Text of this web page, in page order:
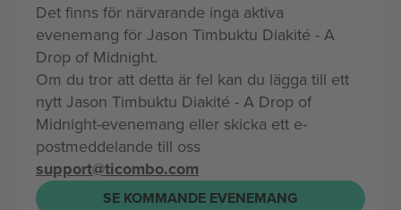
Det finns för närvarande inga aktiva
evenemang för Jason Timbuktu Diakité - A
Drop of Midnight.
Om du tror att detta är fel kan du lägga till ett
nytt Jason Timbuktu Diakité - A Drop of
Midnight-evenemang eller skicka ett e-
postmeddelande till oss
support@ticombo.com
SE KOMMANDE EVENEMANG